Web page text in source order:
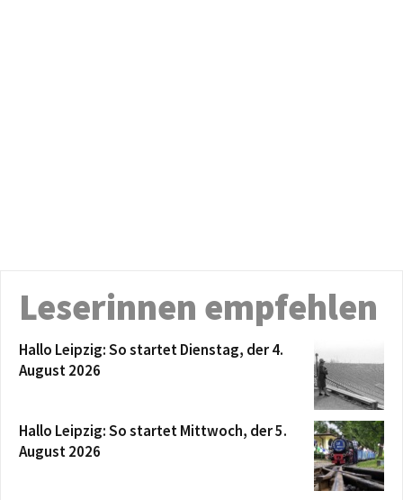
Leserinnen empfehlen
Hallo Leipzig: So startet Dienstag, der 4.
August 2026
Hallo Leipzig: So startet Mittwoch, der 5.
August 2026